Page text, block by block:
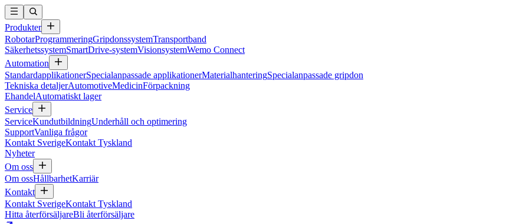
Produkter
RobotarProgrammeringGripdonssystemTransportband
SäkerhetssystemSmartDrive-systemVisionsystemWemo Connect
Automation
StandardapplikationerSpecialanpassade applikationerMaterialhanteringSpecialanpassade gripdon
Tekniska detaljerAutomotiveMedicinFörpackning
EhandelAutomatiskt lager
Service
ServiceKundutbildningUnderhåll och optimering
SupportVanliga frågor
Kontakt SverigeKontakt Tyskland
Nyheter
Om oss
Om ossHållbarhetKarriär
Kontakt
Kontakt SverigeKontakt Tyskland
Hitta återförsäljareBli återförsäljare